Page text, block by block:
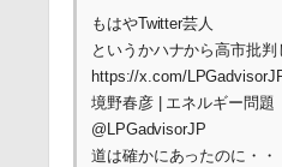
もはやTwitter芸人
というかハナから高市批判
https://x.com/
境野春彦 | エネルギー問題
@LPGadvisorJP
道は確かにあったのに・・